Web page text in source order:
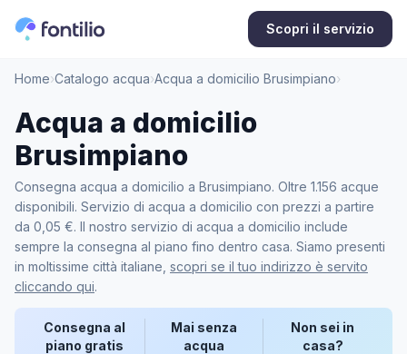
Scopri il servizio
Home›Catalogo acqua›Acqua a domicilio Brusimpiano›
Acqua a domicilio
Brusimpiano
Consegna acqua a domicilio a Brusimpiano. Oltre 1.156 acque
disponibili. Servizio di acqua a domicilio con prezzi a partire
da 0,05 €. Il nostro servizio di acqua a domicilio include
sempre la consegna al piano fino dentro casa. Siamo presenti
in moltissime città italiane, scopri se il tuo indirizzo è servito
cliccando qui.
Consegna al
piano gratis
Mai senza
acqua
Non sei in
casa?